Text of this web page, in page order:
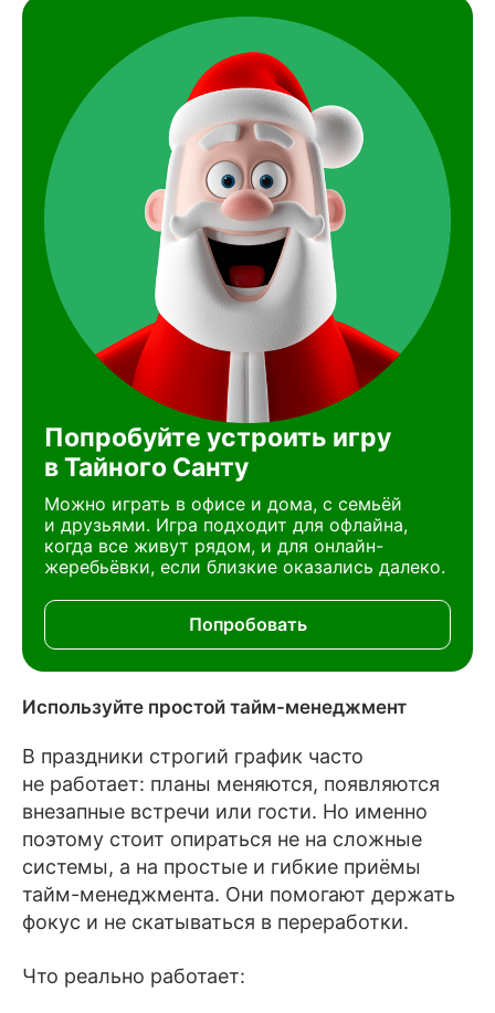
Попробуйте устроить игру
в Тайного Санту
Можно играть в офисе и дома, с семьёй
и друзьями. Игра подходит для офлайна,
когда все живут рядом, и для онлайн-
жеребьёвки, если близкие оказались далеко.
Попробовать
Используйте простой тайм-менеджмент
В праздники строгий график часто
не работает: планы меняются, появляются
внезапные встречи или гости. Но именно
поэтому стоит опираться не на сложные
системы, а на простые и гибкие приёмы
тайм-менеджмента. Они помогают держать
фокус и не скатываться в переработки.
Что реально работает: